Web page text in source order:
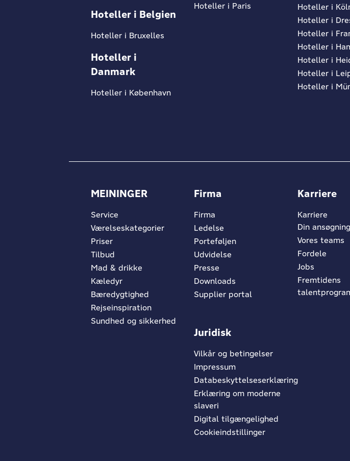
Hoteller i Belgien
Hoteller i Bruxelles
Hoteller i
Danmark
Hoteller i København
Hoteller i Paris
Hoteller i
Hoteller i
Hoteller i
Hoteller i
Hoteller i
Hoteller i
Hoteller i
MEININGER
Service
Værelseskategorier
Priser
Tilbud
Mad & drikke
Kæledyr
Bæredygtighed
Rejseinspiration
Sundhed og sikkerhed
Firma
Firma
Ledelse
Porteføljen
Udvidelse
Presse
Downloads
Supplier portal
Juridisk
Vilkår og betingelser
Impressum
Databeskyttelseserklæring
Erklæring om moderne
slaveri
Digital tilgængelighed
Cookieindstillinger
Karriere
Karriere
Din ansøgning
Vores teams
Fordele
Jobs
Fremtidens